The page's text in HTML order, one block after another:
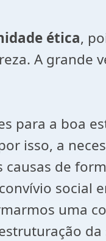
ética,
A grande
para a boa
isso, a
de
social
uma
da